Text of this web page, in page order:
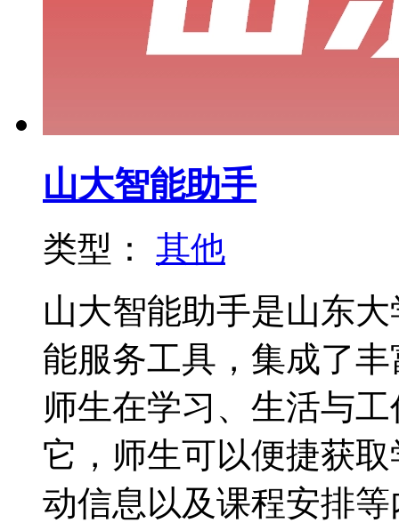
山大智能助手
类型： 其他
山大智能助手是山东
能服务工具，集成了
师生在学习、生活与
它，师生可以便捷获
动信息以及课程安排